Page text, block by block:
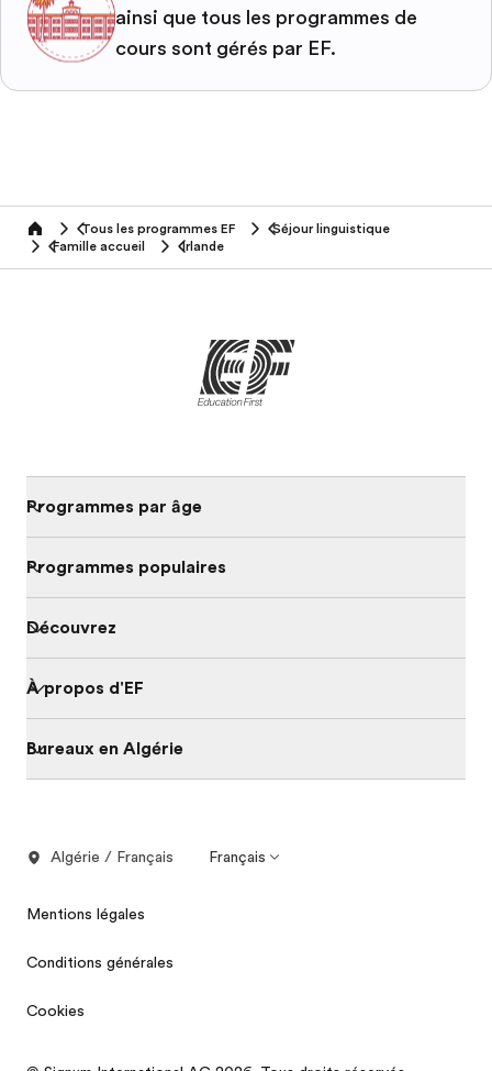
ainsi que tous les programmes de
cours sont gérés par EF.
home Tous les programmes EF
Séjour linguistique
Famille accueil
Irlande
Programmes par âge
Programmes populaires
Découvrez
À propos d'EF
Bureaux en Algérie
Algérie / Français Français
Mentions légales
Conditions générales
Cookies